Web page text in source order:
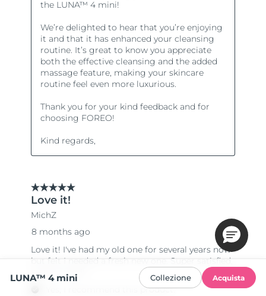
LUNA™ 4 mini Collezione Acquista